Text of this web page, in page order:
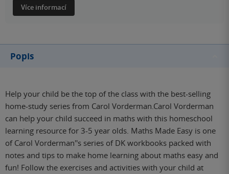
Více informací
Popis
Help your child be the top of the class with the best-selling
home-study series from Carol Vorderman.Carol Vorderman
can help your child succeed in maths with this homeschool
learning resource for 3-5 year olds. Maths Made Easy is one
of Carol Vorderman''s series of DK workbooks packed with
notes and tips to make home learning about maths easy and
fun! Follow the exercises and activities with your child at